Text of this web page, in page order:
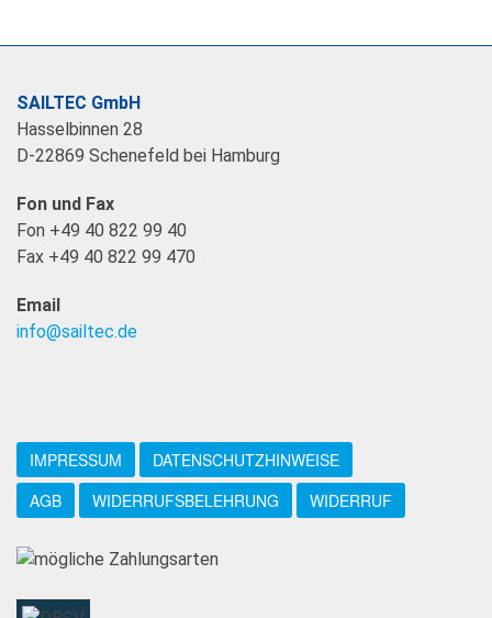
SAILTEC GmbH
Hasselbinnen 28
D-22869 Schenefeld bei Hamburg
Fon und Fax
Fon +49 40 822 99 40
Fax +49 40 822 99 470
Email
info@sailtec.de
IMPRESSUM
DATENSCHUTZHINWEISE
AGB
WIDERRUFSBELEHRUNG WIDERRUF